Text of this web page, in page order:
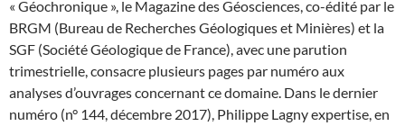
« Géochronique », le Magazine des Géosciences, co-édité par le
BRGM (Bureau de Recherches Géologiques et Minières) et la
SGF (Société Géologique de France), avec une parution
trimestrielle, consacre plusieurs pages par numéro aux
analyses d’ouvrages concernant ce domaine. Dans le dernier
numéro (n° 144, décembre 2017), Philippe Lagny expertise, en